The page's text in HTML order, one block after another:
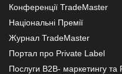
Конференції TradeMaster
Національні Премії
Журнал TradeMaster
Портал про Private Label
Послуги В2В- маркетингу та